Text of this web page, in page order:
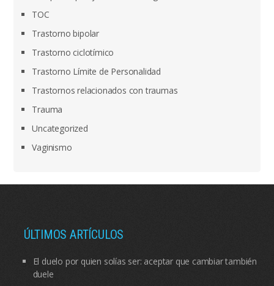
TOC
Trastorno bipolar
Trastorno ciclotímico
Trastorno Límite de Personalidad
Trastornos relacionados con traumas
Trauma
Uncategorized
Vaginismo
ÚLTIMOS ARTÍCULOS
El duelo por quien solías ser: aceptar que cambiar también
duele